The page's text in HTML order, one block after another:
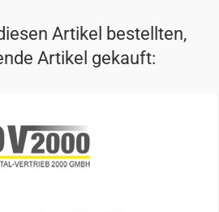
Artikel bestellten,
Artikel gekauft: